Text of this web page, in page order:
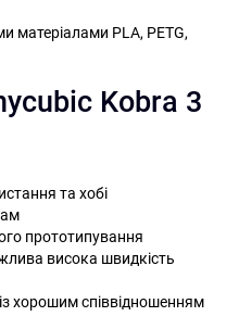
матеріалами PLA, PETG,
Kobra 3
та хобі
прототипування
висока швидкість
хорошим співвідношенням